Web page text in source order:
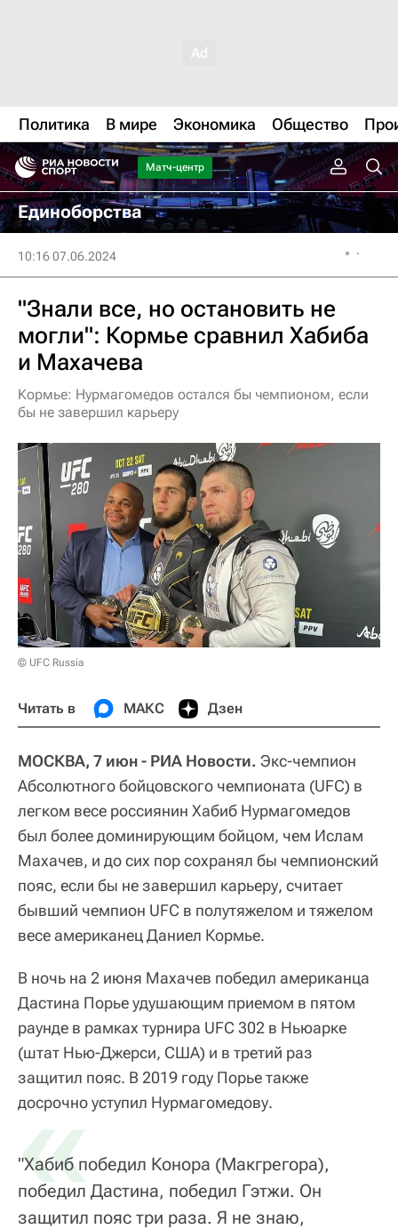
Политика В мире Экономика Общество
Матч-центр
Единоборства
10:16 07.06.2024
"Знали все, но остановить не
могли": Кормье сравнил Хабиба
и Махачева
Кормье: Нурмагомедов остался бы чемпионом, если
бы не завершил карьеру
© UFC Russia
Читать в МАКС Дзен
МОСКВА, 7 июн - РИА Новости. Экс-чемпион
Абсолютного бойцовского чемпионата (UFC) в
легком весе россиянин Хабиб Нурмагомедов
был более доминирующим бойцом, чем Ислам
Махачев, и до сих пор сохранял бы чемпионский
пояс, если бы не завершил карьеру, считает
бывший чемпион UFC в полутяжелом и тяжелом
весе американец Даниел Кормье.
В ночь на 2 июня Махачев победил американца
Дастина Порье удушающим приемом в пятом
раунде в рамках турнира UFC 302 в Ньюарке
(штат Нью‑Джерси, США) и в третий раз
защитил пояс. В 2019 году Порье также
досрочно уступил Нурмагомедову.
«
"Хабиб победил Конора (Макгрегора),
победил Дастина, победил Гэтжи. Он
защитил пояс три раза. Я не знаю,